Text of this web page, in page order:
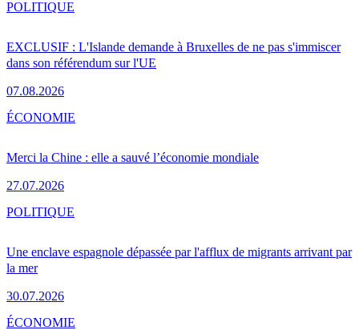
EXCLUSIF : L'Islande demande à Bruxelles de ne pas s'immiscer
dans son référendum sur l'UE
07.08.2026
POLITIQUE
Merci la Chine : elle a sauvé l’économie mondiale
27.07.2026
ÉCONOMIE
Une enclave espagnole dépassée par l'afflux de migrants arrivant par
la mer
30.07.2026
POLITIQUE
ÉCONOMIE